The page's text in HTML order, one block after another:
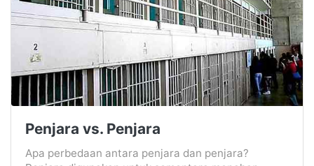
Penjara vs. Penjara
Apa perbedaan antara penjara dan penjara?